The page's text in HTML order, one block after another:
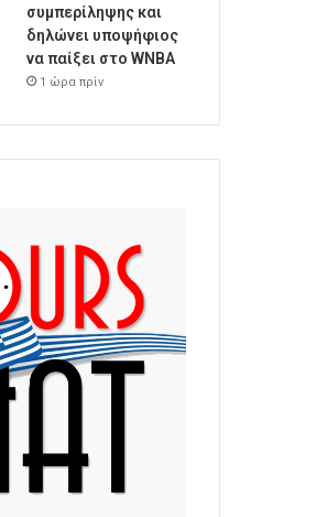
συμπερίληψης και
δηλώνει υποψήφιος
να παίξει στο WNBA
1 ώρα πρίν